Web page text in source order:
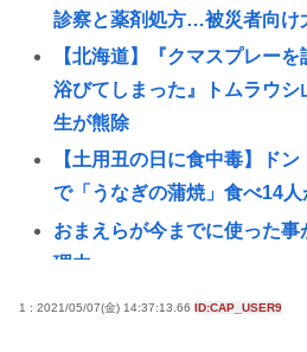
診察と薬剤処方…被災者向け
【北海道】『クマスプレー
浴びてしまった』トムラウ
生が熊除
【土用丑の日に食中毒】ド
で「うなぎの蒲焼」食べ14
おまえらが今までに使った
理由
【悲報】女子自転車競技、ブ
1 : 2021/05/07(金) 14:37:13.66 ID:CAP_USER9